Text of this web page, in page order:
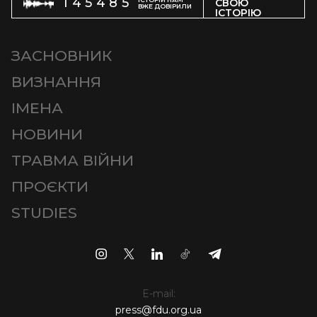
ВЖЕ ДОВІРИЛИ
СВОЮ
ІСТОРІЮ
ЗАСНОВНИК
ВИЗНАННЯ
ІМЕНА
НОВИНИ
ТРАВМА ВІЙНИ
ПРОЄКТИ
STUDIES
E-mail:
press@fdu.org.ua